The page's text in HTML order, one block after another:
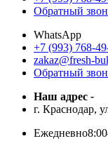
Обратный
WhatsApp
+7 (993) 768-
zakaz@fresh-
Обратный
Наш адрес -
г. Краснодар,
Ежедневно